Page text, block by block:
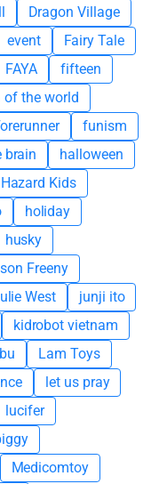
Dragon Village
event
Fairy Tale
FAYA
fifteen
of the world
funism
brain
halloween
Hazard Kids
holiday
husky
Freeny
West
junji ito
kidrobot vietnam
Lam Toys
let us pray
lucifer
Medicomtoy